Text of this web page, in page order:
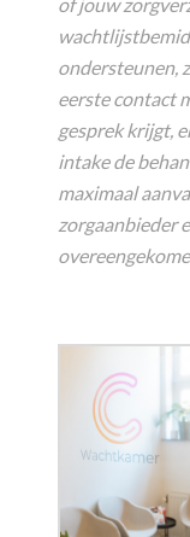
ondersteunen,
eerste contact
gesprek krijgt,
intake de
maximaal
zorgaanbieder